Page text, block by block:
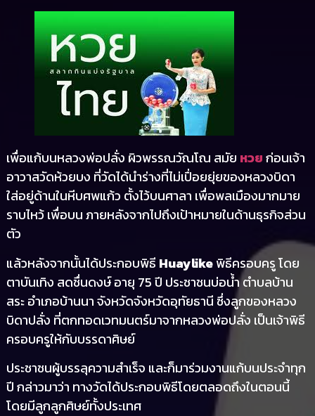
เพื่อแก้บนหลวงพ่อปลั่ง ผิวพรรณวัณโณ สมัย หวยก่อนเจ้า
อาวาสวัดห้วยบง ที่วัดได้นำร่างที่ไม่เปื่อยยุ่ยของหลวงบิดา
ใส่อยู่ด้านในหีบศพแก้ว ตั้งไว้บนศาลา เพื่อพลเมืองมากมาย
ราบไหว้ เพื่อบน ภายหลังจากไปถึงเป้าหมายในด้านธุรกิจส่วน
ตัว
แล้วหลังจากนั้นได้ประกอบพิธี Huaylikeพิธีครอบครู โดย
ตาบันเทิง สดชื่นดงษ์ อายุ 75 ปี ประชาชนบ่อน้ำ ตำบลบ้าน
สระ อำเภอบ้านนา จังหวัดจังหวัดอุทัยธานี ซึ่งลูกของหลวง
บิดาปลั่ง ที่ตกทอดเวทมนตร์มาจากหลวงพ่อปลั่ง เป็นเจ้าพิธี
ครอบครูให้กับบรรดาศิษย์
ประชาชนผู้บรรลุความสำเร็จ และก็มาร่วมงานแก้บนประจำทุก
ปี กล่าวมาว่า ทางวัดได้ประกอบพิธีโดยตลอดถึงในตอนนี้
โดยมีลูกลูกศิษย์ทั้งประเทศ